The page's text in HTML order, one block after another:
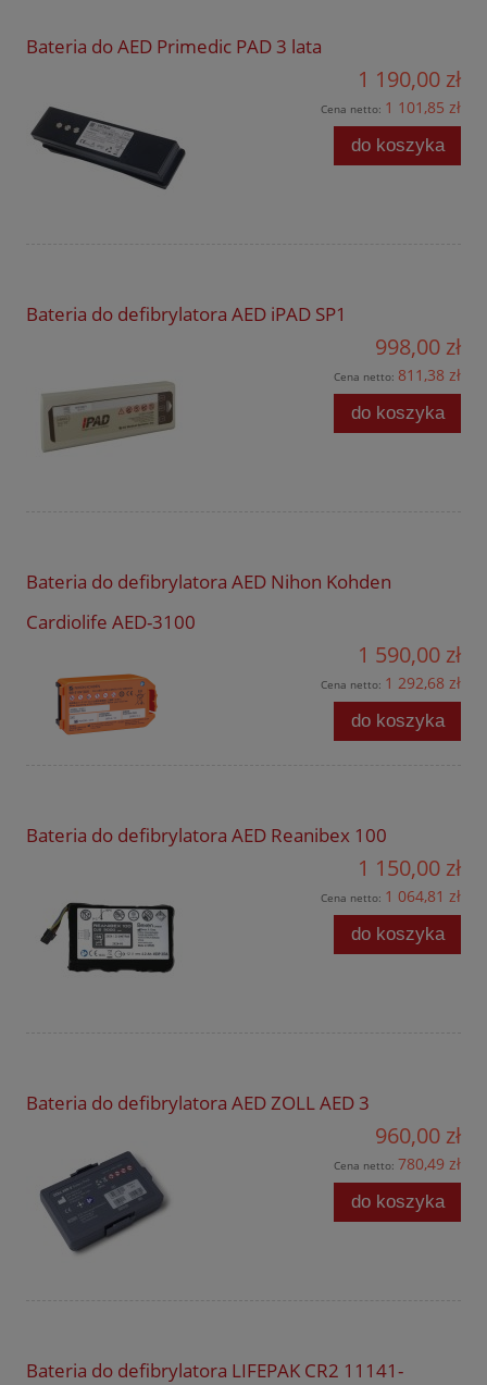
Bateria do AED Primedic PAD 3 lata
1 190,00 zł
Cena netto: 1 101,85 zł
do koszyka
Bateria do defibrylatora AED iPAD SP1
998,00 zł
Cena netto: 811,38 zł
do koszyka
Bateria do defibrylatora AED Nihon Kohden
Cardiolife AED-3100
1 590,00 zł
Cena netto: 1 292,68 zł
do koszyka
Bateria do defibrylatora AED Reanibex 100
1 150,00 zł
Cena netto: 1 064,81 zł
do koszyka
Bateria do defibrylatora AED ZOLL AED 3
960,00 zł
Cena netto: 780,49 zł
do koszyka
Bateria do defibrylatora LIFEPAK CR2 11141-